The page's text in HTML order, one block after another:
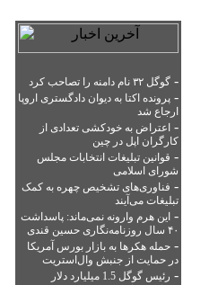
- گوگل ۳۲ نام دامنه را تصاحب کرد
- پرونده اکتا به دیوان دادگستری اروپا
ارجاع شد
- اعتراض به خودکشی تعدادی از
کارگران اپل در چین
- قوانین تبلیغات انتخابات مجلس
شورای اسلامی
- فناوری‌های تشخیص چهره به کمک
تبلیغات می‌آیند
- این هرم وارونه نمی‌ماند: پاسداشت
۴۰ سال روزنامه‌نگاری حسین قندی
- حمله هکرها به بازار بورس آمریکا
در حمایت از جنبش وال‌استریت
-
رئیس گوگل 1.5 میلیارد دلار